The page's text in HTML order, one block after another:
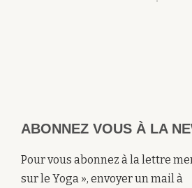
ABONNEZ VOUS À LA
Pour vous abonnez à la lettre
sur le Yoga », envoyer un mail à